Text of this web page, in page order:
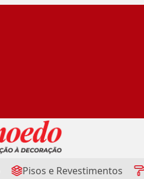
Pisos e Revestimentos